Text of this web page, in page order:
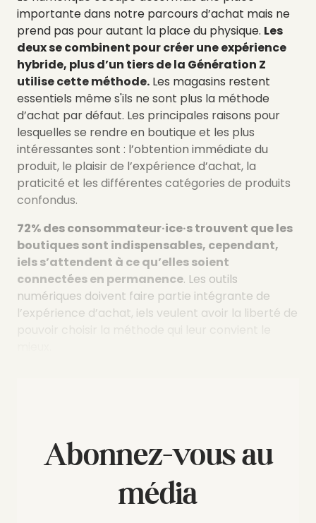
importante dans notre parcours d’achat mais ne
prend pas pour autant la place du physique. Les
deux se combinent pour créer une expérience
hybride, plus d’un tiers de la Génération Z
utilise cette méthode. Les magasins restent
essentiels même s'ils ne sont plus la méthode
d’achat par défaut. Les principales raisons pour
lesquelles se rendre en boutique et les plus
intéressantes sont : l’obtention immédiate du
produit, le plaisir de l’expérience d’achat, la
praticité et les différentes catégories de produits
confondus.
72% des consommateur·ice·s trouvent que les
boutiques sont indispensables, cependant,
iels s’attendent à ce qu’elles soient
connectées en permanence. Les outils
numériques doivent faire partie intégrante de
l’expérience d’achat, iels veulent avoir la liberté de
Abonnez-vous au
média